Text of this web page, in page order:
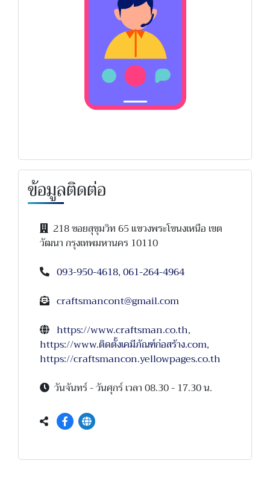
ข้อมูลติดต่อ
218 ซอยสุขุมวิท 65 แขวงพระโขนงเหนือ เขต
วัฒนา กรุงเทพมหานคร 10110
093-950-4618,061-264-4964
craftsmancont@gmail.com
https://www.craftsman.co.th,
https://www.ติดตั้งเคมีภัณฑ์ก่อสร้าง.com,
https://craftsmancon.yellowpages.co.th
วันจันทร์ - วันศุกร์ เวลา 08.30 - 17.30 น.